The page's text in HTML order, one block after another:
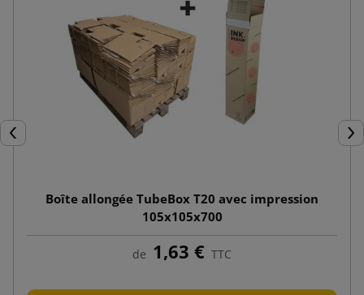
Précédent
Boîte allongée TubeBox T20 avec impression
105x105x700
de 1,63 € TTC